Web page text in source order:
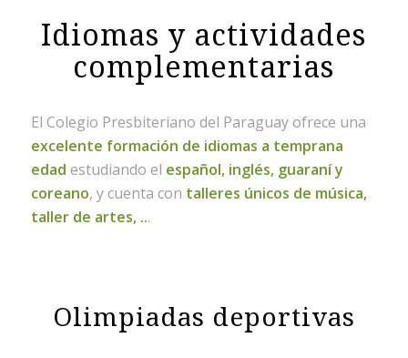
Idiomas y actividades
complementarias
El Colegio Presbiteriano del Paraguay ofrece una
excelente formación de idiomas a temprana
edad estudiando el español, inglés, guaraní y
coreano, y cuenta con talleres únicos de música,
taller de artes, ...
Olimpiadas deportivas